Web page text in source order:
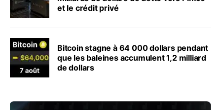
et le crédit privé
Bitcoin stagne à 64 000 dollars pendant
que les baleines accumulent 1,2 milliard
de dollars